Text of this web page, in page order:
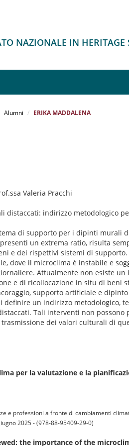
NAZIONALE IN HERITAGE
Alumni ERIKA MADDALENA
Valeria Pracchi
indirizzo metodologico
di supporto per i dipinti murali
un extrema ratio, risulta
e dei rispettivi sistemi di
dove il microclima è instabile e
Attualmente non esiste un
e di ricollocazione in situ di beni
supporto artificiale e
un indirizzo metodologico,
Tali interventi non
dei valori culturali di
per la valutazione e la
e professioni a fronte di cambiamenti
2025 - (978-88-95409-29-0)
the importance of the